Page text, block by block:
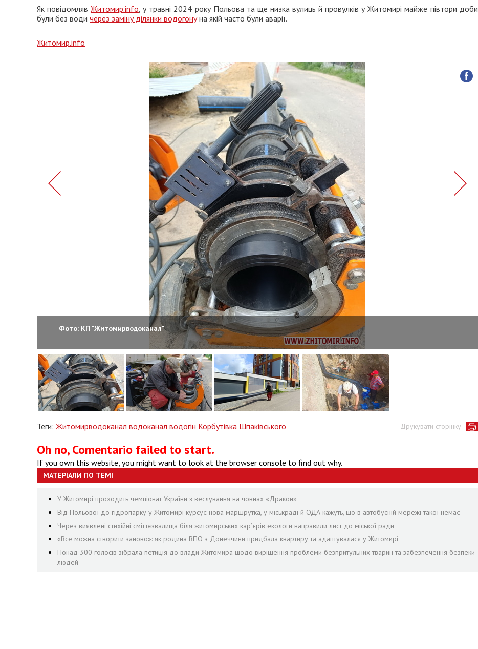
Як повідомлявЖитомир.info, у травні 2024 року Польова та ще низка вулиць й провулків у Житомирі майже півтори доби
були без води через заміну ділянки водогонуна якій часто були аварії.
Житомир.info
Фото: КП "Житомирводоканал"
Друкувати сторінку
Теги: Житомирводоканал водоканал водогін Корбутівка Шпаківського
Oh no, Comentario failed to start.
If you own this website, you might want to look at the browser console to find out why.
МАТЕРІАЛИ ПО ТЕМІ
У Житомирі проходить чемпіонат України з веслування на човнах «Дракон»
Від Польової до гідропарку у Житомирі курсує нова маршрутка, у міськраді й ОДА кажуть, що в автобусній мережі такої немає
Через виявлені стихійні сміттєзвалища біля житомирських кар’єрів екологи направили лист до міської ради
«Все можна створити заново»: як родина ВПО з Донеччини придбала квартиру та адаптувалася у Житомирі
Понад 300 голосів зібрала петиція до влади Житомира щодо вирішення проблеми безпритульних тварин та забезпечення безпеки
людей